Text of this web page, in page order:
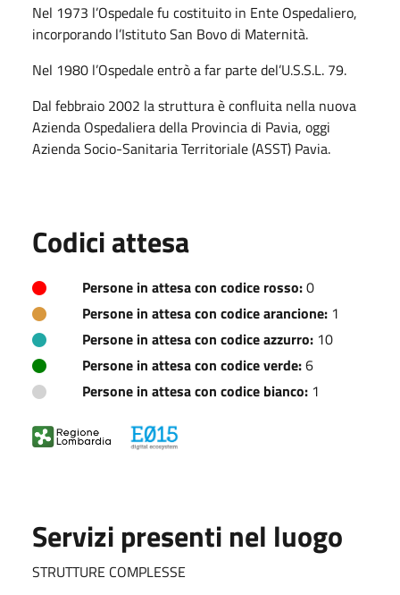
Nel 1973 l’Ospedale fu costituito in Ente Ospedaliero,
incorporando l’Istituto San Bovo di Maternità.
Nel 1980 l’Ospedale entrò a far parte del’U.S.S.L. 79.
Dal febbraio 2002 la struttura è confluita nella nuova
Azienda Ospedaliera della Provincia di Pavia, oggi
Azienda Socio-Sanitaria Territoriale (ASST) Pavia.
Codici attesa
Persone in attesa con codice rosso:0
Persone in attesa con codice arancione: 1
Persone in attesa con codice azzurro: 10
Persone in attesa con codice verde:6
Persone in attesa con codice bianco: 1
Servizi presenti nel luogo
STRUTTURE COMPLESSE